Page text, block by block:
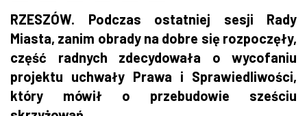
RZESZÓW. Podczas ostatniej sesji Rady
Miasta, zanim obrady na dobre się rozpoczęły,
część radnych zdecydowała o wycofaniu
projektu uchwały Prawa i Sprawiedliwości,
który mówił o przebudowie sześciu